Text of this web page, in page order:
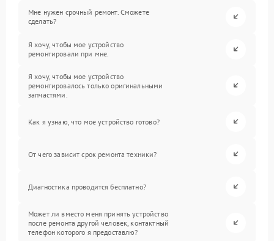
Мне нужен срочный ремонт. Сможете
сделать?
Я хочу, чтобы мое устройство
ремонтировали при мне.
Я хочу, чтобы мое устройство
ремонтировалось только оригинальными
запчастями.
Как я узнаю, что мое устройство готово?
От чего зависит срок ремонта техники?
Диагностика проводится бесплатно?
Может ли вместо меня принять устройство
после ремонта другой человек, контактный
телефон которого я предоставлю?